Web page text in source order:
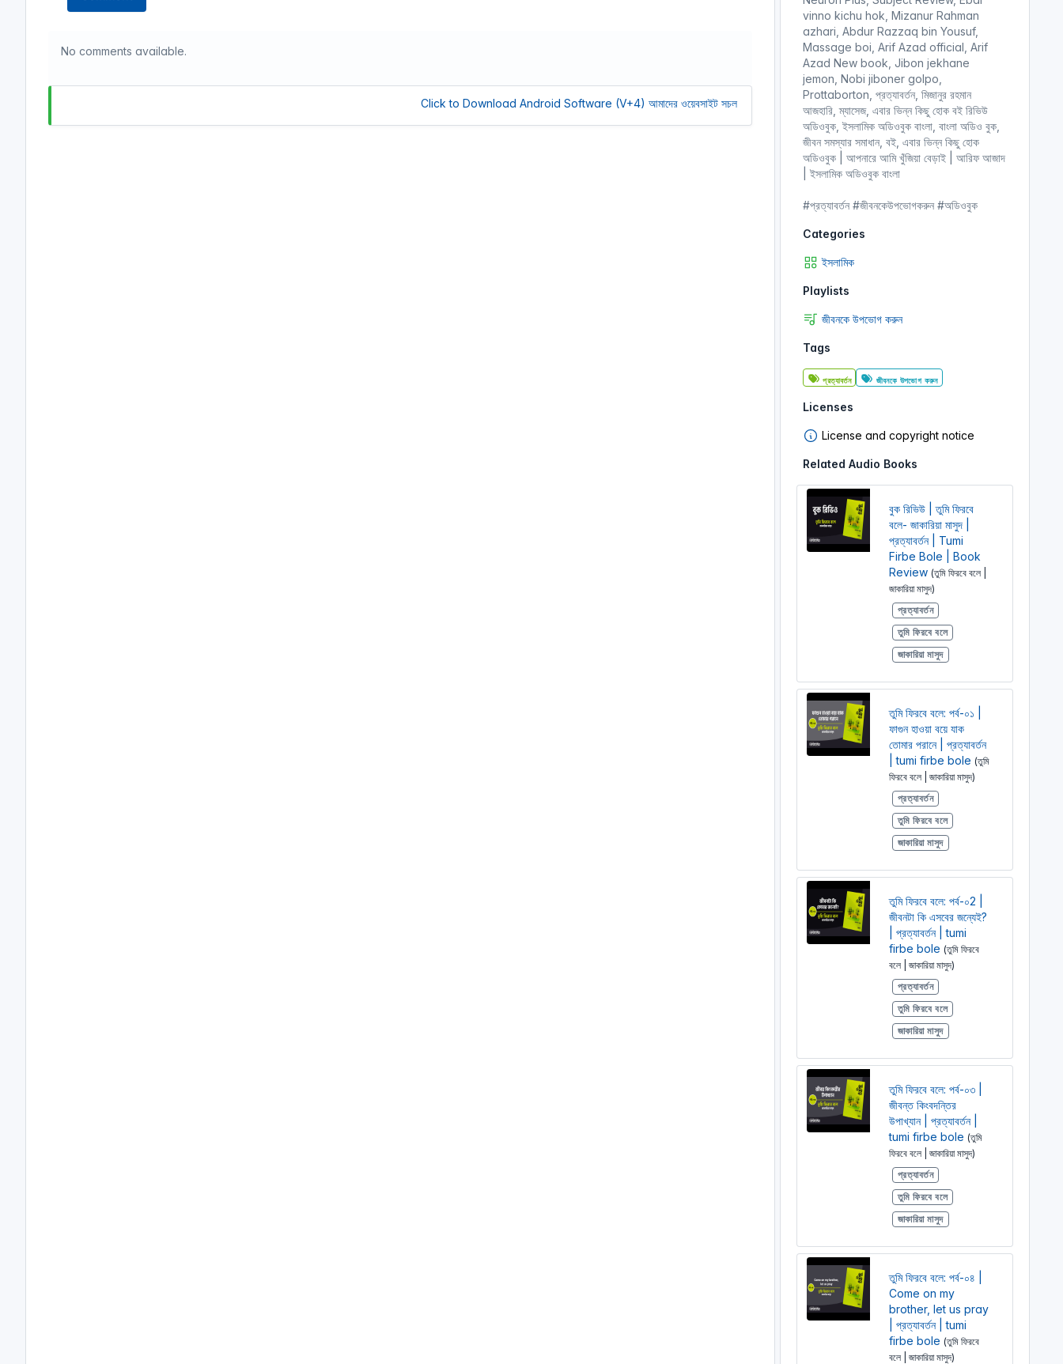
No comments available.
Click to Download Android Software (V+4) আমাদের ওয়েবসাইট সচল রাখতে আমাদের অর্থ সাহায্য করুন। আমরা একটি অলাভজনক ওয়েবসাইট, আমরা ওয়েবসাইট
vinno kichu hok, Mizanur Rahman
azhari, Abdur Razzaq bin Yousuf,
Massage boi, Arif Azad official, Arif
Azad New book, Jibon jekhane
jemon, Nobi jiboner golpo,
Prottaborton, প্রত্যাবর্তন, মিজানুর রহমান
আজহারি, ম্যাসেজ, এবার ভিন্ন কিছু হোক বই রিভিউ
অডিওবুক, ইসলামিক অডিওবুক বাংলা, বাংলা অডিও বুক,
জীবন সমস্যার সমাধান, বই, এবার ভিন্ন কিছু হোক
অডিওবুক | আপনারে আমি খুঁজিয়া বেড়াই | আরিফ আজাদ
| ইসলামিক অডিওবুক বাংলা
#প্রত্যাবর্তন #জীবনকেউপভোগকরুন #অডিওবুক
Categories
ইসলামিক
Playlists
জীবনকে উপভোগ করুন
Tags
প্রত্যাবর্তন জীবনকে উপভোগ করুন
Licenses
License and copyright notice
Related Audio Books
বুক রিভিউ | তুমি ফিরবে
বলে- জাকারিয়া মাসুদ |
প্রত্যাবর্তন | Tumi
Firbe Bole | Book
Review (তুমি ফিরবে বলে |
জাকারিয়া মাসুদ)
প্রত্যাবর্তন
তুমি ফিরবে বলে
জাকারিয়া মাসুদ
তুমি ফিরবে বলে: পর্ব-০১ |
ফাগুন হাওয়া বয়ে যাক
তোমার পরানে | প্রত্যাবর্তন
| tumi firbe bole (তুমি
ফিরবে বলে | জাকারিয়া মাসুদ)
প্রত্যাবর্তন
তুমি ফিরবে বলে
জাকারিয়া মাসুদ
তুমি ফিরবে বলে: পর্ব-০2 |
জীবনটা কি এসবের জন্যেই?
| প্রত্যাবর্তন | tumi
firbe bole (তুমি ফিরবে
বলে | জাকারিয়া মাসুদ)
প্রত্যাবর্তন
তুমি ফিরবে বলে
জাকারিয়া মাসুদ
তুমি ফিরবে বলে: পর্ব-০৩ |
জীবন্ত কিংবদন্তির
উপাখ্যান | প্রত্যাবর্তন |
tumi firbe bole (তুমি
ফিরবে বলে | জাকারিয়া মাসুদ)
প্রত্যাবর্তন
তুমি ফিরবে বলে
জাকারিয়া মাসুদ
তুমি ফিরবে বলে: পর্ব-০৪ |
Come on my
brother, let us pray
| প্রত্যাবর্তন | tumi
firbe bole (তুমি ফিরবে
বলে | জাকারিয়া মাসুদ)